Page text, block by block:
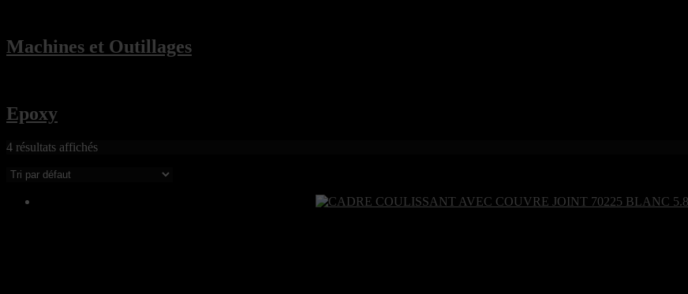
Machines et Outillages
Epoxy
4 résultats affichés